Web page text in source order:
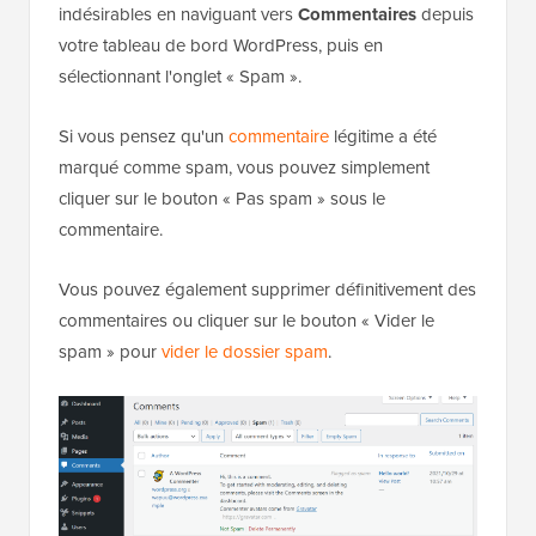
indésirables en naviguant versCommentairesdepuis
votre tableau de bord WordPress, puis en
sélectionnant l'onglet « Spam ».
Si vous pensez qu'un commentaire légitime a été
marqué comme spam, vous pouvez simplement
cliquer sur le bouton « Pas spam » sous le
commentaire.
Vous pouvez également supprimer définitivement des
commentaires ou cliquer sur le bouton « Vider le
spam » pourvider le dossier spam.